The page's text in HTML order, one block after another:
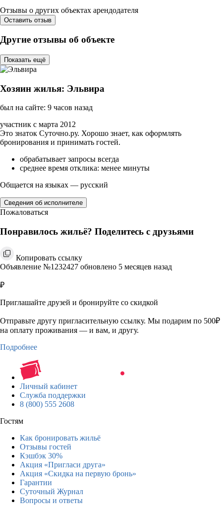
Отзывы о других объектах арендодателя
Оставить отзыв
Другие отзывы об объекте
Показать ещё
Хозяин жилья: Эльвира
был на сайте: 9 часов назад
участник с марта 2012
Это знаток Суточно.ру. Хорошо знает, как оформлять
бронирования и принимать гостей.
обрабатывает запросы всегда
среднее время отклика: менее минуты
Общается на языках — русский
Сведения об исполнителе
Пожаловаться
Понравилось жильё? Поделитесь с друзьями
Копировать ссылку
Объявление №1232427 обновлено 5 месяцев назад
₽
Приглашайте друзей и бронируйте со скидкой
Отправьте другу пригласительную ссылку. Мы подарим по 500₽
на оплату проживания — и вам, и другу.
Подробнее
Личный кабинет
Служба поддержки
8 (800) 555 2608
Гостям
Как бронировать жильё
Отзывы гостей
Кэшбэк 30%
Акция «Пригласи друга»
Акция «Скидка на первую бронь»
Гарантии
Суточный Журнал
Вопросы и ответы